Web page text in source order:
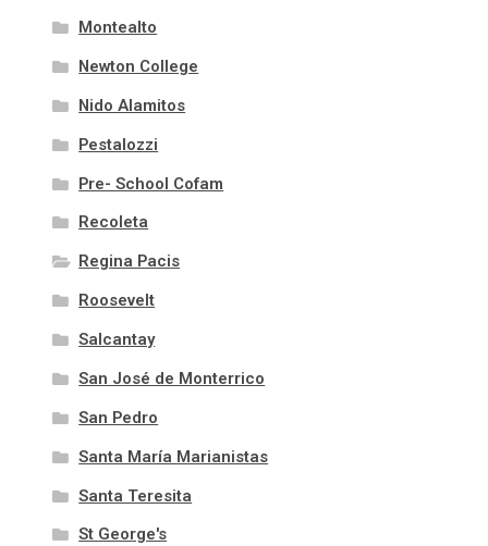
Montealto
Newton College
Nido Alamitos
Pestalozzi
Pre- School Cofam
Recoleta
Regina Pacis
Roosevelt
Salcantay
San José de Monterrico
San Pedro
Santa María Marianistas
Santa Teresita
St George's